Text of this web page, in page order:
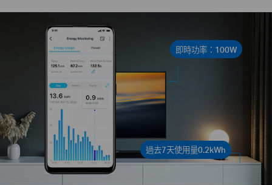
即時功率：100W
過去7天使用量0.2kWh